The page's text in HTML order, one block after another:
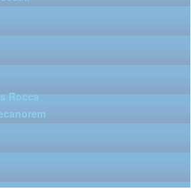
Rocca